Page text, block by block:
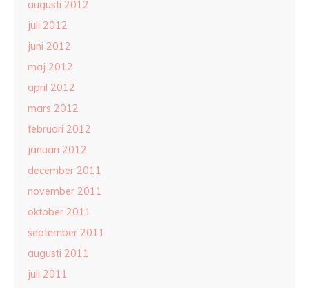
augusti 2012
juli 2012
juni 2012
maj 2012
april 2012
mars 2012
februari 2012
januari 2012
december 2011
november 2011
oktober 2011
september 2011
augusti 2011
juli 2011